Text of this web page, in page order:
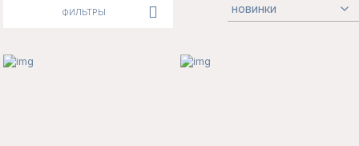
ФИЛЬТРЫ